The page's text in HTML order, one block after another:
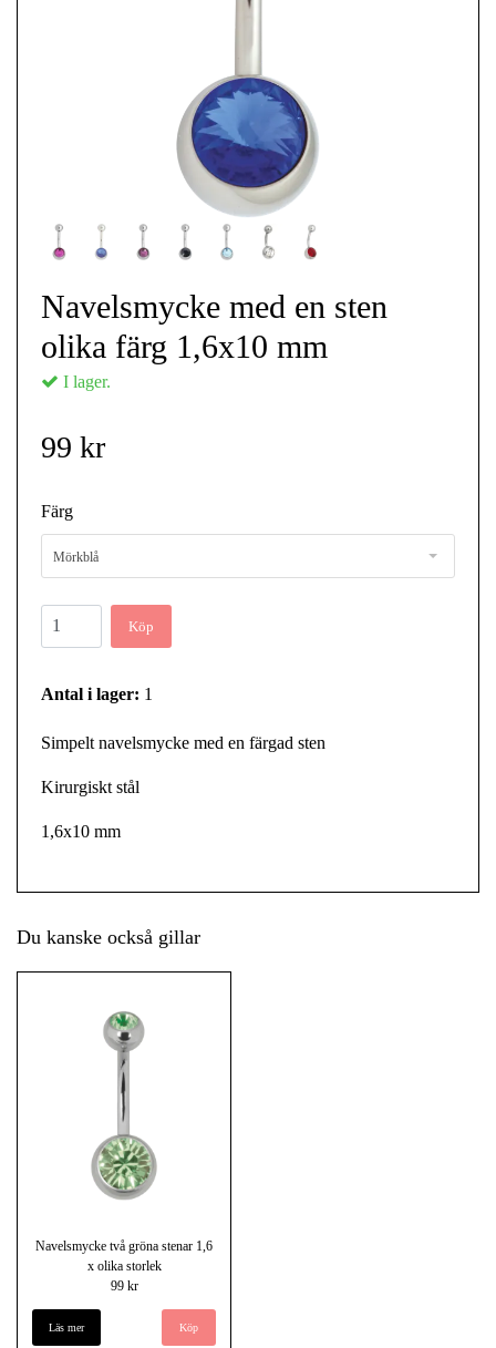
Navelsmycke med en sten
olika färg 1,6x10 mm
I lager.
99 kr
Färg
Mörkblå
Köp
Antal i lager: 1
Simpelt navelsmycke med en färgad sten
Kirurgiskt stål
1,6x10 mm
Du kanske också gillar
Navelsmycke två gröna stenar 1,6
x olika storlek
99 kr
Läs mer Köp